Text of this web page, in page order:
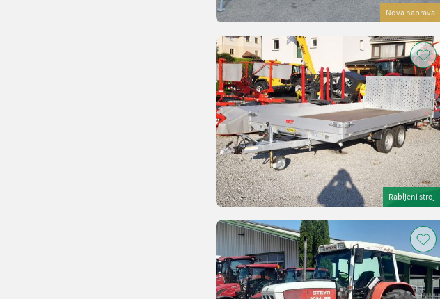
Nova naprava
Rabljeni stroj